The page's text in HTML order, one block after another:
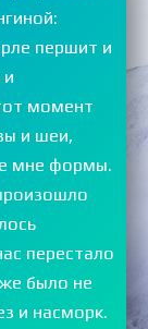
першит и
момент
и шеи,
мне формы.
перестало
было не
и насморк.